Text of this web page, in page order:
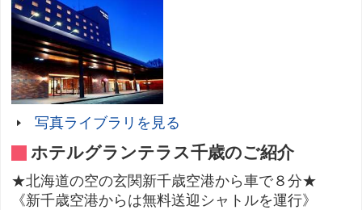
写真ライブラリを見る
ホテルグランテラス千歳のご紹介
★北海道の空の玄関新千歳空港から車で８分★
《新千歳空港からは無料送迎シャトルを運行》